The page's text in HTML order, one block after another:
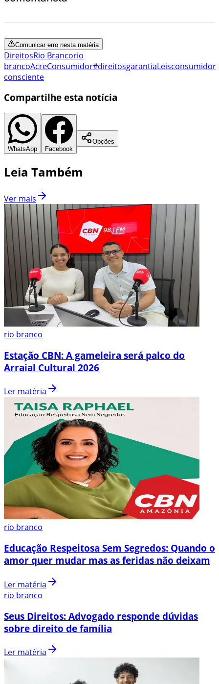
Comunicar erro nesta matéria
DireitosRio Brancorio
brancoAcreConsumidor#direitosgarantiaLeisconsumidor
consciente
Compartilhe esta notícia
WhatsApp Facebook
Opções
Leia Também
Ver mais
rio branco
Estação CBN: A gameleira será palco do
Arraial Cultural 2026
Ler matéria
rio branco
Educação Respeitosa Sem Segredos: Quando o
amor quer mudar mas as feridas não deixam
Ler matéria
rio branco
Seus Direitos: Advogado responde dúvidas
sobre direito de família
Ler matéria